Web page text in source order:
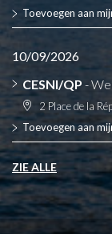
Toevoegen aan
10/09/2026
CESNI/QP -
2 Place de la
Toevoegen aan
ZIE ALLE